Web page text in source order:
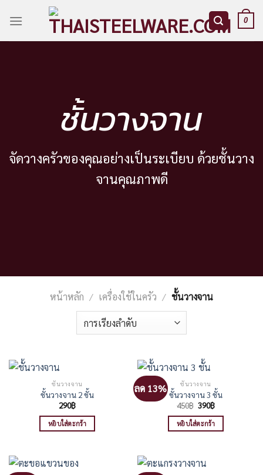
0
ชั้นวางจาน
จัดวางครัวของคุณอย่างเป็นระเบียบ ด้วยชั้นวาง
จานคุณภาพดี
หน้าหลัก / เครื่องใช้ในครัว / ชั้นวางจาน
ชั้นวางจาน
ชั้นวางจาน 2 ชั้น
290฿
หยิบใส่ตะกร้า
ลด 13% ชั้นวางจาน
ชั้นวางจาน 3 ชั้น
450฿ Original
price
was:
450฿.
390฿Current
is:
390฿.
หยิบใส่ตะกร้า